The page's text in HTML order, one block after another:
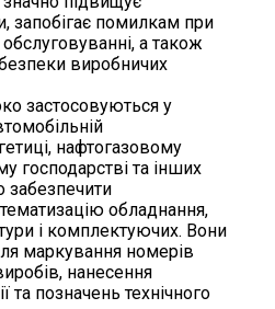
запобігає помилкам при
а також
виробничих
застосовуються у
нафтогазовому
господарстві та інших
забезпечити
обладнання,
і комплектуючих. Вони
маркування номерів
нанесення
та позначень технічного